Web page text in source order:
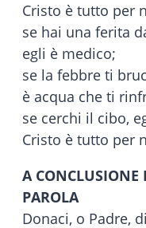
Cristo è tutto per
se hai una ferita
egli è medico;
se la febbre ti
è acqua che ti
se cerchi il cibo,
Cristo è tutto per
A CONCLUSIONE
PAROLA
Donaci, o Padre,